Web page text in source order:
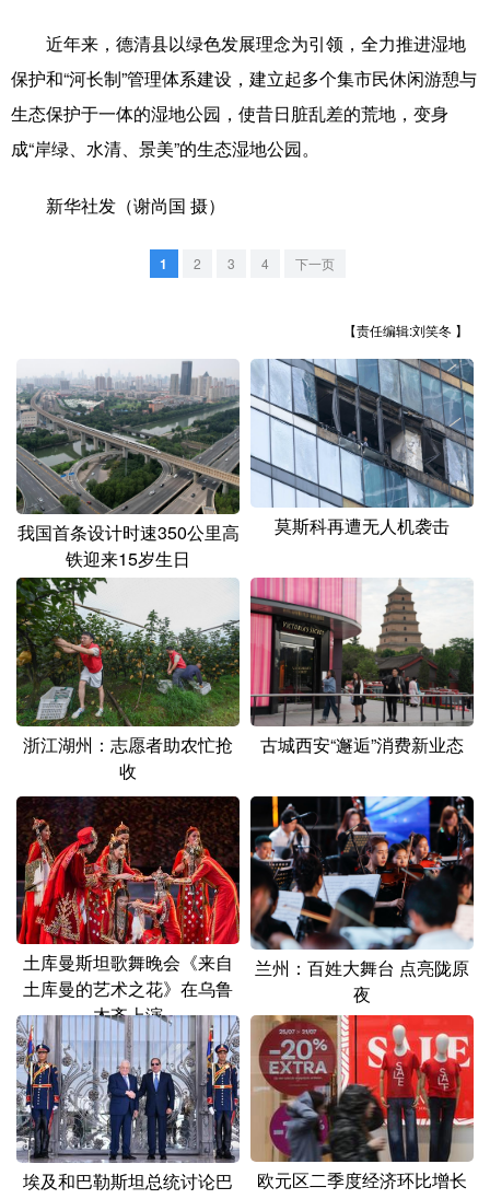
地方频道
北京 天津 河北 山西
广西 海南
甘肃 青海 宁夏
新疆 内蒙古 黑龙江
多语种频道
English Español Français عربى
Русский язык 한국어
Deutsch Português
近年来，德清县以绿色发展理念为引领，全力推进湿地
保护和“河长制”管理体系建设，建立起多个集市民休闲游憩与
生态保护于一体的湿地公园，使昔日脏乱差的荒地，变身
成“岸绿、水清、景美”的生态湿地公园。
新华社发（谢尚国 摄）
1 2 3 4 下一页
【责任编辑:刘笑冬 】
我国首条设计时速350公里高
铁迎来15岁生日
莫斯科再遭无人机袭击
浙江湖州：志愿者助农忙抢
收
古城西安“邂逅”消费新业态
土库曼斯坦歌舞晚会《来自
土库曼的艺术之花》在乌鲁
木齐上演
兰州：百姓大舞台 点亮陇原
夜
埃及和巴勒斯坦总统讨论巴
欧元区二季度经济环比增长